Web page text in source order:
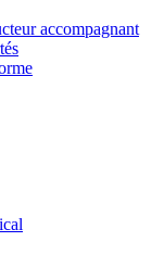
accompagnant